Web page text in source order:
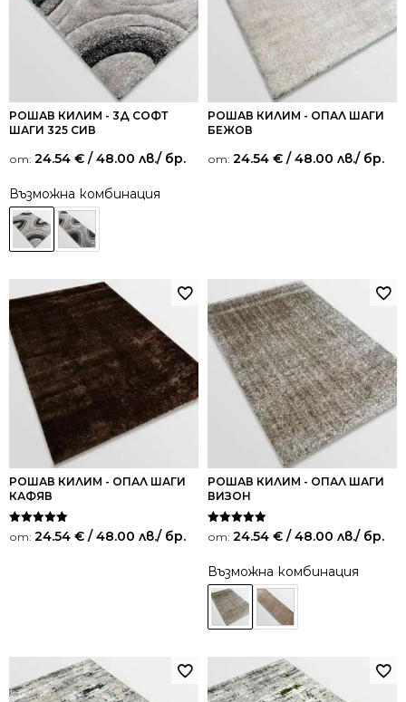
РОШАВ КИЛИМ - 3Д СОФТ
ШАГИ 325 СИВ
от: 24.54 € / 48.00 лв./ бр.
Възможна комбинация
РОШАВ КИЛИМ - ОПАЛ ШАГИ
БЕЖОВ
от: 24.54 € / 48.00 лв./ бр.
РОШАВ КИЛИМ - ОПАЛ ШАГИ
КАФЯВ
Оценено на
5.00
от: 24.54 € / 48.00 лв./ бр.
РОШАВ КИЛИМ - ОПАЛ ШАГИ
ВИЗОН
Оценено на
5.00
от: 24.54 € / 48.00 лв./ бр.
Възможна комбинация